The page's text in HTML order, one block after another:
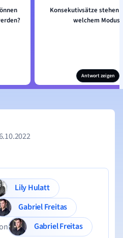
Konsekutivsätze stehen
welchem Modus?
Antwort zeigen
Lily Hulatt
Gabriel Freitas
Gabriel Freitas